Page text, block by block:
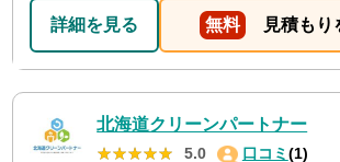
詳細を見る 無料 見積もり
北海道クリーンパートナー
★★★★★
★★★★★ 5.0 口コミ (1)